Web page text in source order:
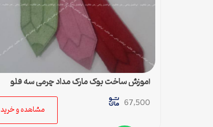
آموزش ساخت بوک مارک مداد چرمی سه قلو
67,500
مشاهده و خرید